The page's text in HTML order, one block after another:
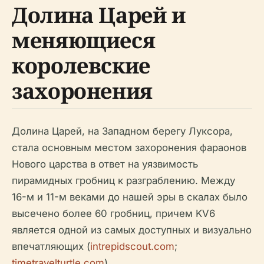
Долина Царей и
меняющиеся
королевские
захоронения
Долина Царей, на Западном берегу Луксора,
стала основным местом захоронения фараонов
Нового царства в ответ на уязвимость
пирамидных гробниц к разграблению. Между
16-м и 11-м веками до нашей эры в скалах было
высечено более 60 гробниц, причем KV6
является одной из самых доступных и визуально
впечатляющих (intrepidscout.com;